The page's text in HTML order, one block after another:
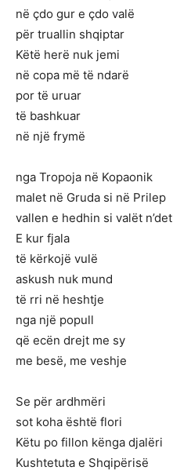
në çdo gur e çdo valë
për truallin shqiptar
Këtë herë nuk jemi
në copa më të ndarë
por të uruar
të bashkuar
në një frymë
nga Tropoja në Kopaonik
malet në Gruda si në Prilep
vallen e hedhin si valët n’det
E kur fjala
të kërkojë vulë
askush nuk mund
të rri në heshtje
nga një popull
që ecën drejt me sy
me besë, me veshje
Se për ardhmëri
sot koha është flori
Këtu po fillon kënga djalëri
Kushtetuta e Shqipërisë